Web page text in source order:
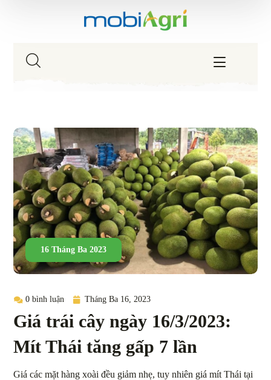
16 Tháng Ba 2023
0 bình luận Tháng Ba 16, 2023
Giá trái cây ngày 16/3/2023:
Mít Thái tăng gấp 7 lần
Giá các mặt hàng xoài đều giảm nhẹ, tuy nhiên giá mít Thái tại